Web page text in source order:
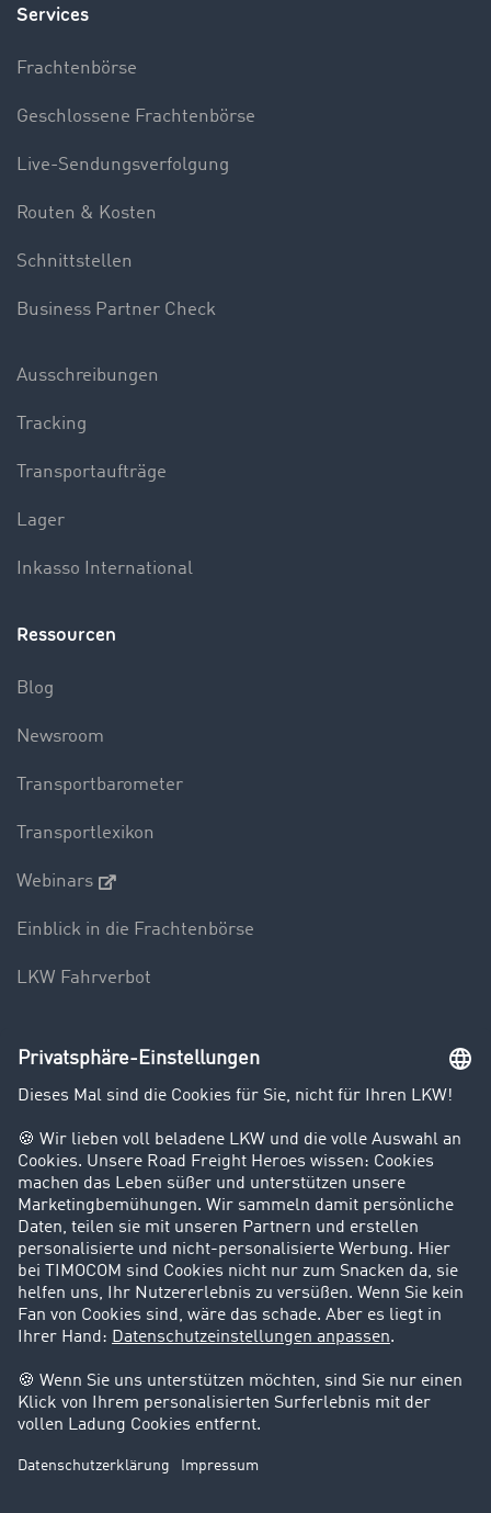
Services
Frachtenbörse
Geschlossene Frachtenbörse
Live-Sendungsverfolgung
Routen & Kosten
Schnittstellen
Business Partner Check
Ausschreibungen
Tracking
Transportaufträge
Lager
Inkasso International
Ressourcen
Blog
Newsroom
Transportbarometer
Transportlexikon
Webinars
Einblick in die Frachtenbörse
LKW Fahrverbot
Unternehmen
Kunden werben Kunden
Success Stories
Karriere
Support
Kontakt
Rechtliches
Impressum
AGB